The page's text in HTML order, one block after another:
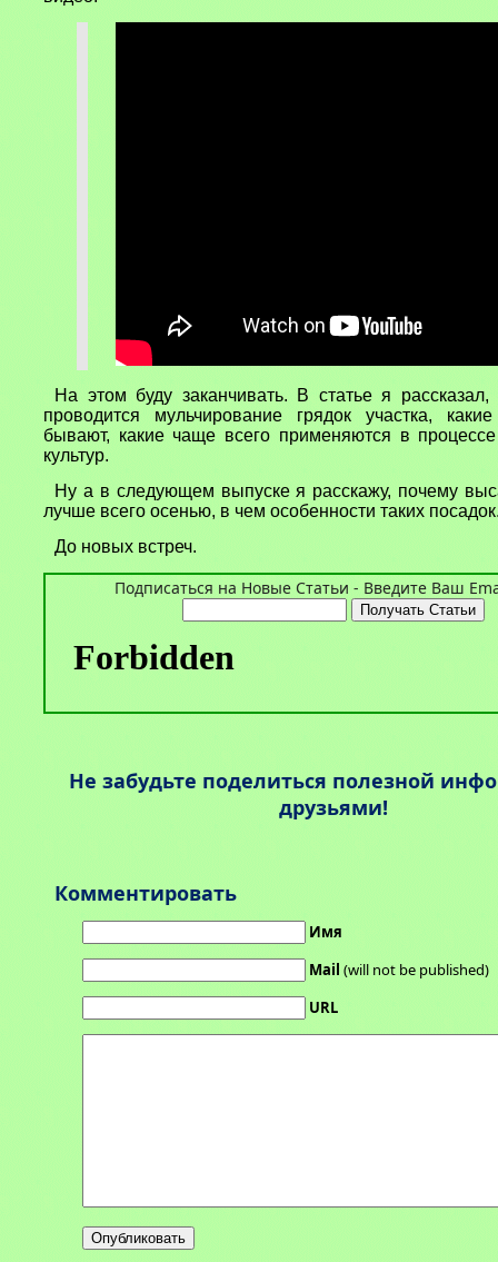
На этом буду заканчивать. В статье я
проводится мульчирование грядок участка,
бывают, какие чаще всего применяются в
культур.
Ну а в следующем выпуске я расскажу, почему
лучше всего осенью, в чем особенности таких
До новых встреч.
Подписаться на Новые Статьи - Введите Ваш
Не забудьте поделиться полезной
друзьями!
Комментировать
Имя
Mail (will not be published)
URL